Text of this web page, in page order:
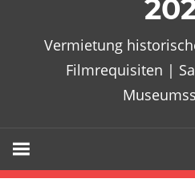
Vermietung
Filmrequisiten |